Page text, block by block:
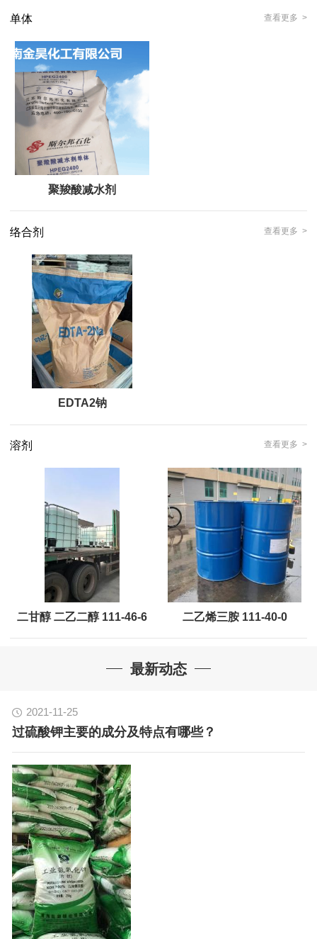
单体 查看更多 >
聚羧酸减水剂
络合剂 查看更多 >
EDTA2钠
溶剂 查看更多 >
二甘醇 二乙二醇 111-46-6 二乙烯三胺 111-40-0
最新动态
2021-11-25
过硫酸钾主要的成分及特点有哪些？